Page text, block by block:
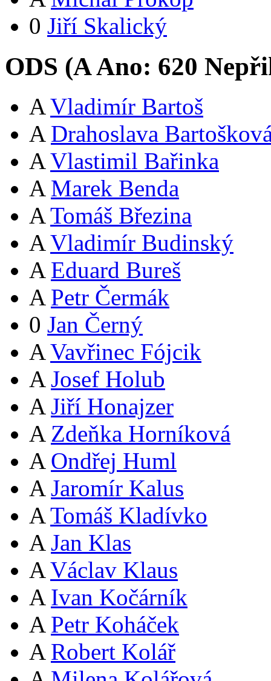
0 Jiří Skalický
ODS (AAno: 620
A Vladimír Bartoš
A Drahoslava
A Vlastimil Bařinka
A Marek Benda
A Tomáš Březina
A Vladimír Budinský
A Eduard Bureš
A Petr Čermák
0 Jan Černý
A Vavřinec Fójcik
A Josef Holub
A Jiří Honajzer
A Zdeňka Horníková
A Ondřej Huml
A Jaromír Kalus
A Tomáš Kladívko
A Jan Klas
A Václav Klaus
A Ivan Kočárník
A Petr Koháček
A Robert Kolář